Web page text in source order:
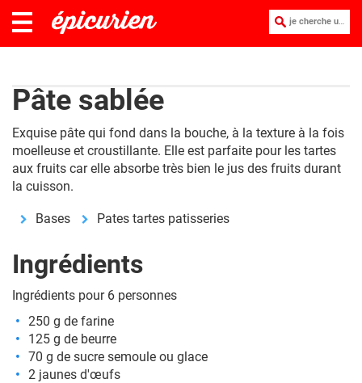
je cherche une recette :
Pâte sablée
Exquise pâte qui fond dans la bouche, à la texture à la fois
moelleuse et croustillante. Elle est parfaite pour les tartes
aux fruits car elle absorbe très bien le jus des fruits durant
la cuisson.
Bases Pates tartes patisseries
Ingrédients
Ingrédients pour 6 personnes
250 g de farine
125 g de beurre
70 g de sucre semoule ou glace
2 jaunes d'œufs